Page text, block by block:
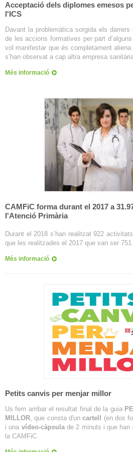
Acceptació dels diplomes emesos
l'ICS
Davant la problemàtica sorgida els
de les accions formatives per part
vol manifestar que és completament
s’han observat a cap altra empresa
Més informació
CAMFiC forma durant el 2017 a
l'Atenció Primària
Durant el 2018 s’han realitzat 922
que les realitzades el 2017 que van ser 751.
Més informació
Petits canvis per menjar millor
Us fem arribar el resultat final de la guia
MILLOR, que consta d'uncartell (en dos
i una vídeo-càpsulade 2 minuts i que han
la CAMFiC.